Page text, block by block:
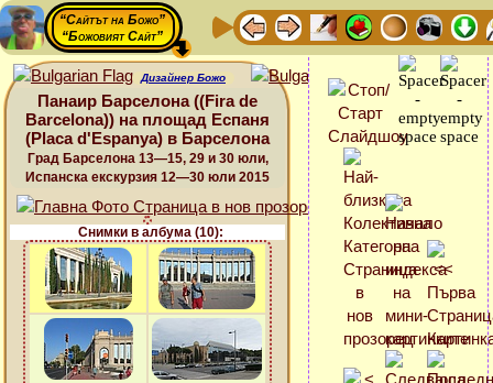
“Сайтът на Божо”
“Божовият Сайт”
Дизайнер Божо
Панаир Барселона ((Fira de
Barcelona)) на площад Еспаня
(Placa d'Espanya) в Барселона
Град Барселона 13—15, 29 и 30 юли,
Испанска екскурзия 12—30 юли 2015
Снимки в албума (10):